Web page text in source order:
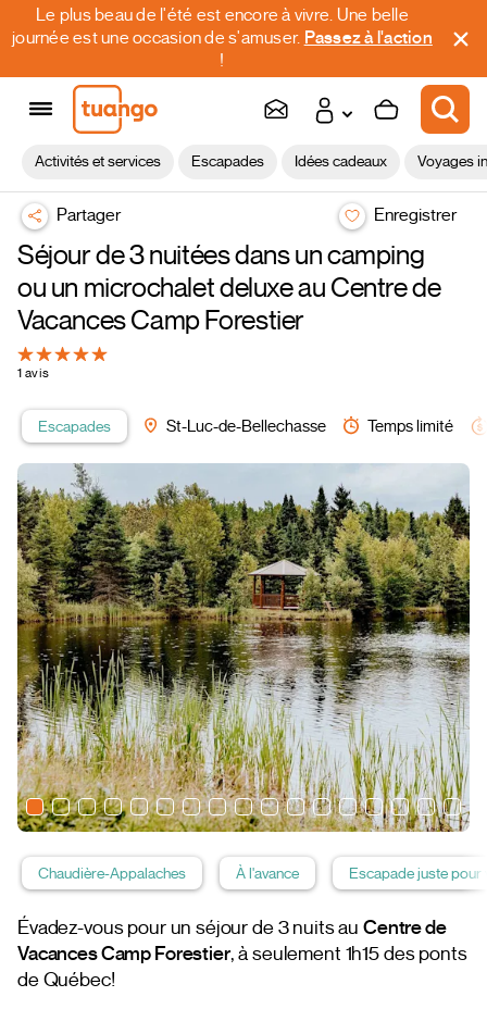
Le plus beau de l'été est encore à vivre. Une belle
journée est une occasion de s'amuser. Passez à l'action
!
Activités et services Escapades Idées cadeaux Voyages
Partager Enregistrer
Séjour de 3 nuitées dans un camping
ou un microchalet deluxe au Centre de
Vacances Camp Forestier
1 avis
Escapades St-Luc-de-Bellechasse Temps limité
Chaudière-Appalaches À l'avance Escapade juste pour
Évadez-vous pour un séjour de 3 nuits au Centre de
Vacances Camp Forestier, à seulement 1h15 des ponts
de Québec!